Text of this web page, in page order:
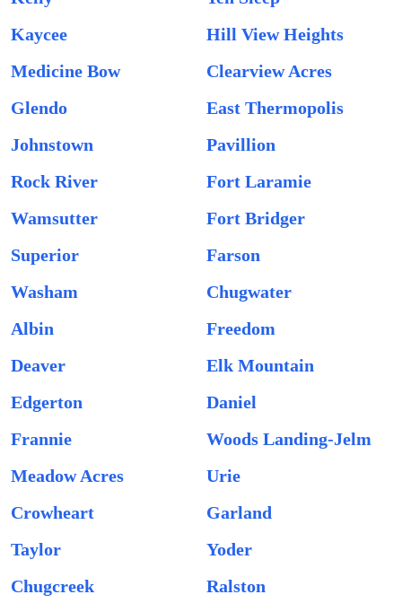
Kaycee
Hill View Heights
Medicine Bow
Clearview Acres
Glendo
East Thermopolis
Johnstown
Pavillion
Rock River
Fort Laramie
Wamsutter
Fort Bridger
Superior
Farson
Washam
Chugwater
Albin
Freedom
Deaver
Elk Mountain
Edgerton
Daniel
Frannie
Woods Landing-Jelm
Meadow Acres
Urie
Crowheart
Garland
Taylor
Yoder
Chugcreek
Ralston